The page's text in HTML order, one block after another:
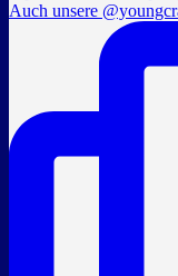
Auch unsere